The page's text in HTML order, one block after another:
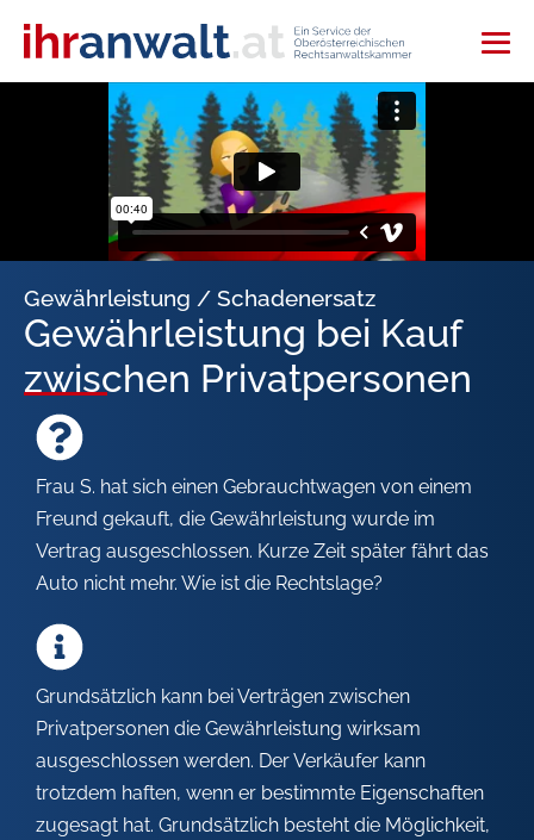
Gewährleistung / Schadenersatz
Gewährleistung bei Kauf
zwischen Privatpersonen
Frau S. hat sich einen Gebrauchtwagen von einem
Freund gekauft, die Gewährleistung wurde im
Vertrag ausgeschlossen. Kurze Zeit später fährt das
Auto nicht mehr. Wie ist die Rechtslage?
Grundsätzlich kann bei Verträgen zwischen
Privatpersonen die Gewährleistung wirksam
ausgeschlossen werden. Der Verkäufer kann
trotzdem haften, wenn er bestimmte Eigenschaften
zugesagt hat. Grundsätzlich besteht die Möglichkeit,